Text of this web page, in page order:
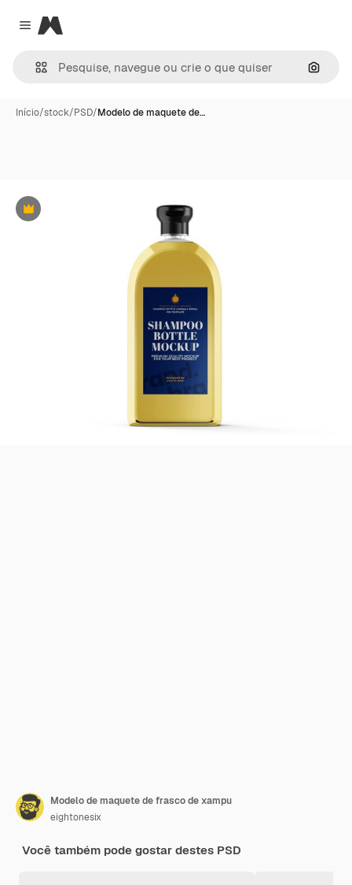
Close menu
Magnific
Início/stock/PSD/Modelo de maquete de…
Premium
Modelo de maquete de frasco de xampu
eightonesix
Você também pode gostar destes PSD